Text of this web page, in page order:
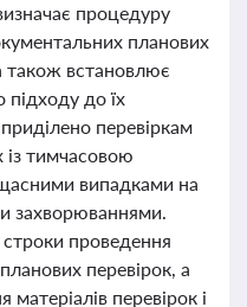
процедуру
планових
також встановлює
підходу до їх
перевіркам
із тимчасовою
випадками на
захворюваннями.
проведення
перевірок, а
перевірок і